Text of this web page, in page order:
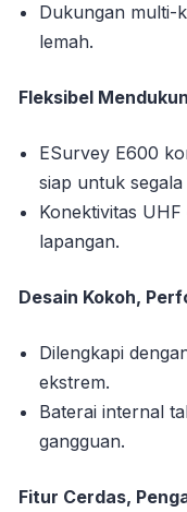
Dukungan multi-
lemah.
Fleksibel
ESurvey E600
siap untuk
Konektivitas
lapangan.
Desain Kokoh,
Dilengkapi
ekstrem.
Baterai internal
gangguan.
Fitur Cerdas,